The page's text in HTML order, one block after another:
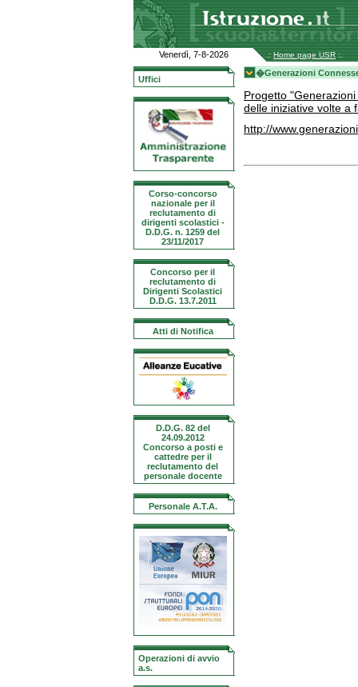
Venerdì, 7-8-2026 .: Home page USR :.
Uffici
Corso-concorso
nazionale per il
reclutamento di
dirigenti scolastici -
D.D.G. n. 1259 del
23/11/2017
Concorso per il
reclutamento di
Dirigenti Scolastici
D.D.G. 13.7.2011
Atti di Notifica
D.D.G. 82 del
24.09.2012
Concorso a posti e
cattedre per il
reclutamento del
personale docente
Personale A.T.A.
Operazioni di avvio
a.s.
�Generazioni
Progetto
delle iniziative volte a
http://